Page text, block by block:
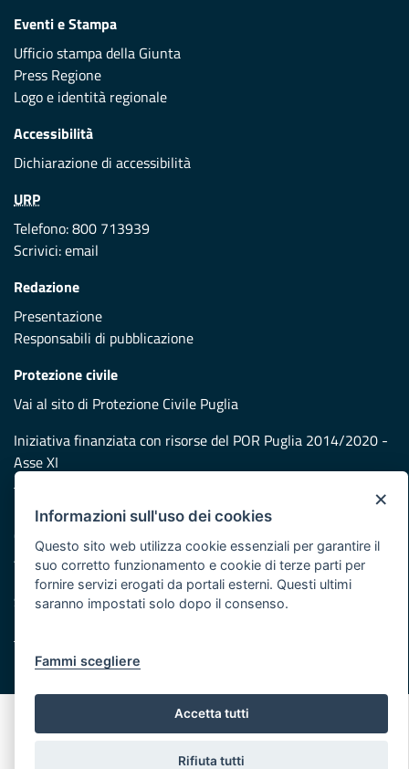
Eventi e Stampa
Ufficio stampa della Giunta
Press Regione
Logo e identità regionale
Accessibilità
Dichiarazione di accessibilità
URP
Telefono: 800 713939
Scrivici:email
Redazione
Presentazione
Responsabili di pubblicazione
Protezione civile
Vai al sito di Protezione Civile Puglia
Iniziativa finanziata con risorse del POR Puglia 2014/2020 -
Asse XI
Note legali
Cookie e privacy
Atti di notifica
Feed RSS
Servizi Intranet
×
Informazioni sull'uso dei cookies
Questo sito web utilizza cookie essenziali per garantire il
suo corretto funzionamento e cookie di terze parti per
fornire servizi erogati da portali esterni. Questi ultimi
saranno impostati solo dopo il consenso.
Fammi scegliere
Accetta tutti
Rifiuta tutti